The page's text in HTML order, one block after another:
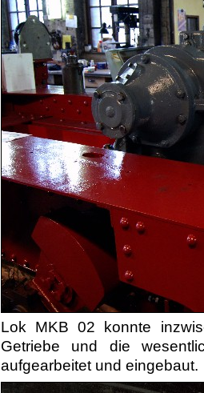
Lok MKB 02 konnte
Getriebe und die
aufgearbeitet und eingebaut.